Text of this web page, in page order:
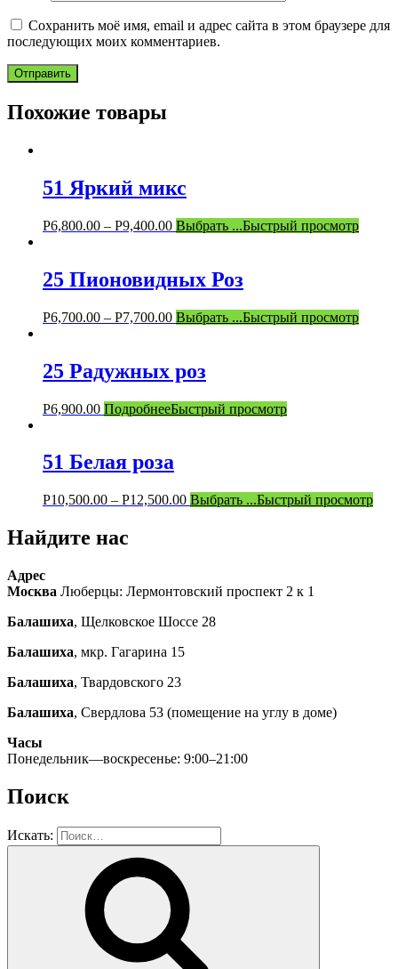
Сохранить моё имя, email и адрес сайта в этом браузере для
последующих моих комментариев.
Похожие товары
51 Яркий микс
Р6,800.00 – Р9,400.00 Выбрать ...Быстрый просмотр
25 Пионовидных Роз
Р6,700.00 – Р7,700.00 Выбрать ...Быстрый просмотр
25 Радужных роз
Р6,900.00 ПодробнееБыстрый просмотр
51 Белая роза
Р10,500.00 – Р12,500.00 Выбрать ...Быстрый просмотр
Найдите нас
Адрес
Москва Люберцы: Лермонтовский проспект 2 к 1
Балашиха, Щелковское Шоссе 28
Балашиха, мкр. Гагарина 15
Балашиха, Твардовского 23
Балашиха, Свердлова 53 (помещение на углу в доме)
Часы
Понедельник—воскресенье: 9:00–21:00
Поиск
Искать: